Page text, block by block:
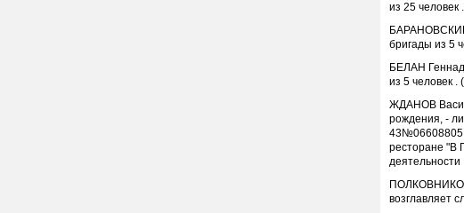
из 25
БАРАНОВСКИЙ
бригады из 5
БЕЛАН
из 5 человек
ЖДАНОВ
рождения, -
43№06608805.
ресторане "В
деятельности
ПОЛКОВНИКОВ
возглавляет